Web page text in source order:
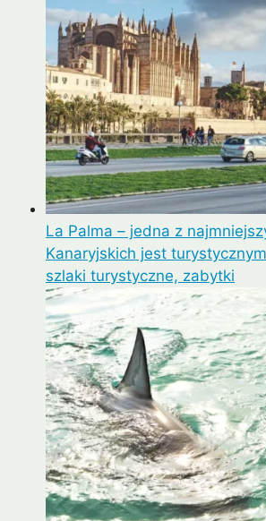
La Palma – jedna z
Kanaryjskich jest
szlaki turystyczne, zabytki